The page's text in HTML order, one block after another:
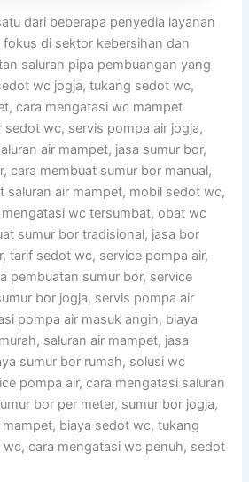
dari beberapa penyedia layanan
di sektor kebersihan dan
saluran pipa pembuangan yang
wc jogja, tukang sedot wc,
cara mengatasi wc mampet
wc, servis pompa air jogja,
air mampet, jasa sumur bor,
cara membuat sumur bor manual,
saluran air mampet, mobil sedot wc,
wc tersumbat, obat wc
sumur bor tradisional, jasa bor
tarif sedot wc, service pompa air,
pembuatan sumur bor, service
bor jogja, servis pompa air
pompa air masuk angin, biaya
saluran air mampet, jasa
sumur bor rumah, solusi wc
pompa air, cara mengatasi saluran
bor per meter, sumur bor jogja,
biaya sedot wc, tukang
wc, cara mengatasi wc penuh, sedot